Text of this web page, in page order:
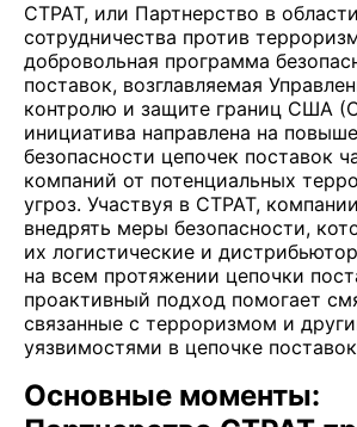
CTPAT, или Партнерство в
сотрудничества против
добровольная программа
поставок, возглавляемая
контролю и защите границ США
инициатива направлена на
безопасности цепочек поставок
компаний от потенциальных
угроз. Участвуя в CTPAT,
внедрять меры безопасности,
их логистические и
на всем протяжении цепочки
проактивный подход помогает
связанные с терроризмом и
уязвимостями в цепочке
Основные моменты: